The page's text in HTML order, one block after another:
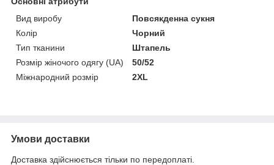
Вид виробу
Повсякденна сукня
Колір
Чорний
Тип тканини
Штапель
Розмір жіночого одягу (UA)
50/52
Міжнародний розмір
2XL
Умови доставки
Доставка здійснюється тільки по передоплаті.